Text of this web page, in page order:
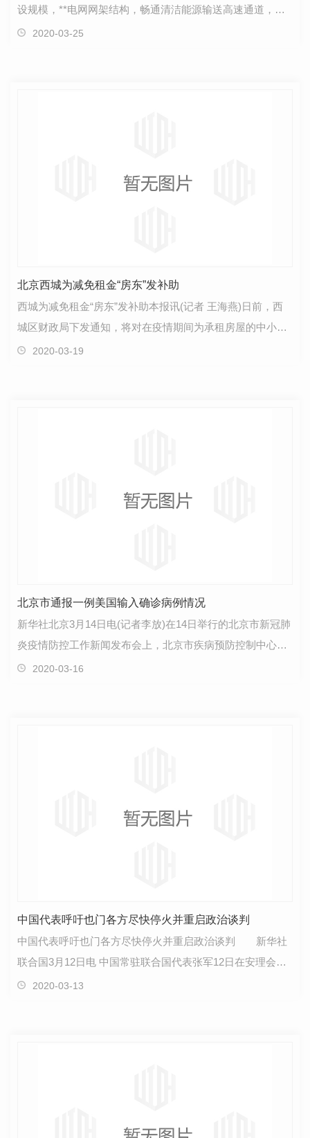
设规模，**电网网架结构，畅通清洁能源输送高速通道，提
高清洁能源输送和接纳能力，全力促进清洁能源消纳。…
2020-03-25
北京西城为减免租金“房东”发补助
西城为减免租金“房东”发补助本报讯(记者 王海燕)日前，西
城区财政局下发通知，将对在疫情期间为承租房屋的中小微
企业减免租金的企业给予补助。根据通知，中小微…
2020-03-19
北京市通报一例美国输入确诊病例情况
新华社北京3月14日电(记者李放)在14日举行的北京市新冠肺
炎疫情防控工作新闻发布会上，北京市疾病预防控制中心副
主任庞星火介绍了一例从境外输入确诊病例黎某的情…
2020-03-16
中国代表呼吁也门各方尽快停火并重启政治谈判
中国代表呼吁也门各方尽快停火并重启政治谈判 新华社
联合国3月12日电 中国常驻联合国代表张军12日在安理会也
门问题公开会上发言，呼吁也门各方尽快达成停火安排…
2020-03-13